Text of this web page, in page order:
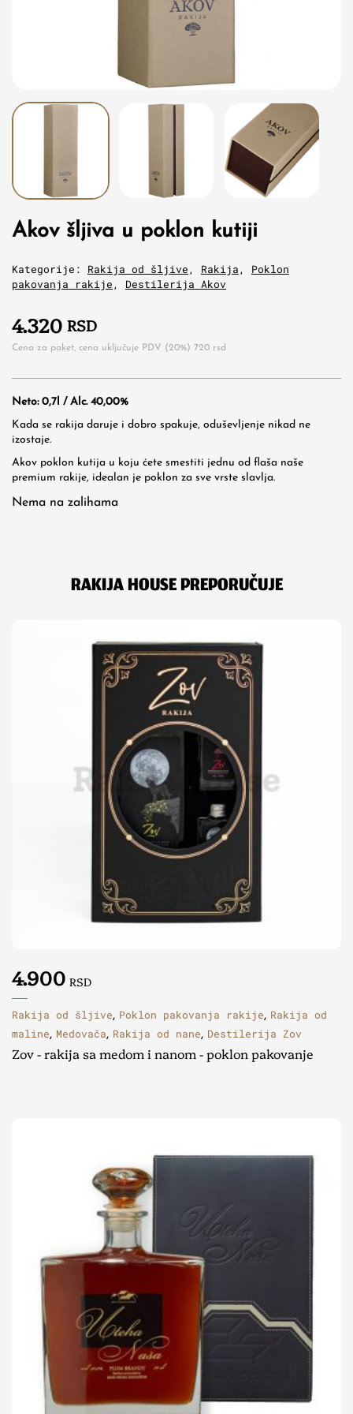
Akov šljiva u poklon kutiji
Kategorije: Rakija od šljive, Rakija, Poklon
pakovanja rakije, Destilerija Akov
4.320 RSD
Cena za paket, cena uključuje PDV (20%) 720 rsd
Neto: 0,7l / Alc. 40,00%
Kada se rakija daruje i dobro spakuje, oduševljenje nikad ne
izostaje.
Akov poklon kutija u koju ćete smestiti jednu od flaša naše
premium rakije, idealan je poklon za sve vrste slavlja.
Nema na zalihama
RAKIJA HOUSE PREPORUČUJE
4.900 RSD
Rakija od šljive, Poklon pakovanja rakije, Rakija od
maline, Medovača, Rakija od nane, Destilerija Zov
Zov - rakija sa medom i nanom - poklon pakovanje